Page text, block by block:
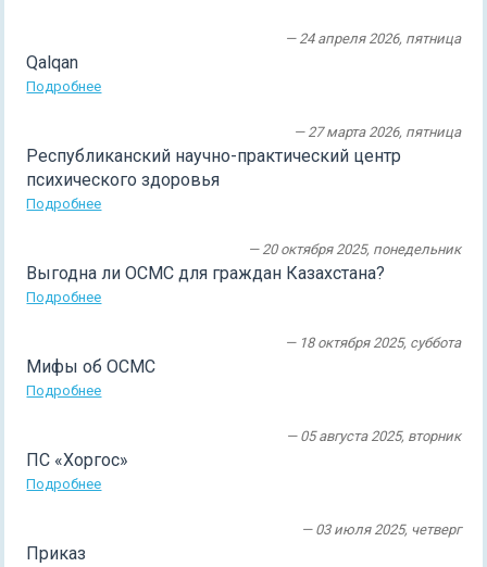
— 24 апреля 2026, пятница
Qalqan
Подробнее
— 27 марта 2026, пятница
Республиканский научно-практический центр
психического здоровья
Подробнее
— 20 октября 2025, понедельник
Выгодна ли ОСМС для граждан Казахстана?
Подробнее
— 18 октября 2025, суббота
Мифы об ОСМС
Подробнее
— 05 августа 2025, вторник
ПС «Хоргос»
Подробнее
— 03 июля 2025, четверг
Приказ